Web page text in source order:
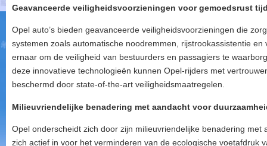
Geavanceerde veiligheidsvoorzieningen voor gemoedsrust
Opel auto’s bieden geavanceerde veiligheidsvoorzieningen die
systemen zoals automatische noodremmen, rijstrookassistentie
ernaar om de veiligheid van bestuurders en passagiers te
deze innovatieve technologieën kunnen Opel-rijders met
beschermd door state-of-the-art veiligheidsmaatregelen.
Milieuvriendelijke benadering met aandacht voor
Opel onderscheidt zich door zijn milieuvriendelijke benadering
zich actief in voor het verminderen van de ecologische voetafdruk